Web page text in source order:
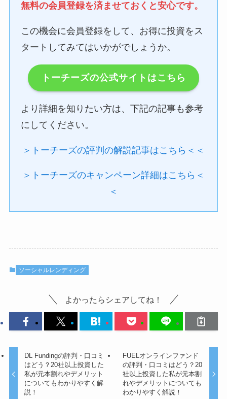
無料の会員登録を済ませておくと安心です。
この機会に会員登録をして、お得に投資をス
タートしてみてはいかがでしょうか。
トーチーズの公式サイトはこちら
より詳細を知りたい方は、下記の記事も参考
にしてください。
＞トーチーズの評判の解説記事はこちら＜＜
＞トーチーズのキャンペーン詳細はこちら＜
＜
ソーシャルレンディング
よかったらシェアしてね！
DL Fundingの評判・口コミ
はどう？20社以上投資した
私が元本割れやデメリット
についてもわかりやすく解
説！
FUELオンラインファンド
の評判・口コミはどう？20
社以上投資した私が元本割
れやデメリットについても
わかりやすく解説！